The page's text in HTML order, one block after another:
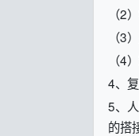
（2
（3
（4
4、
5、
的搭